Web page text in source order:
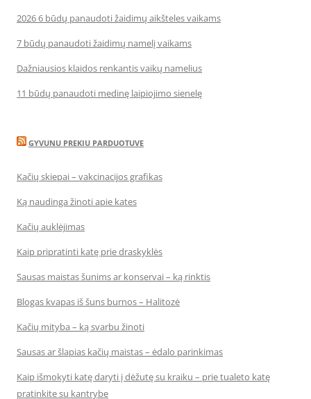
2026 6 būdų panaudoti žaidimų aikšteles vaikams
7 būdų panaudoti žaidimų namelį vaikams
Dažniausios klaidos renkantis vaikų namelius
11 būdų panaudoti medinę laipiojimo sienelę
GYVUNU PREKIU PARDUOTUVE
Kačių skiepai – vakcinacijos grafikas
Ką naudinga žinoti apie kates
Kačių auklėjimas
Kaip pripratinti katę prie draskyklės
Sausas maistas šunims ar konservai – ką rinktis
Blogas kvapas iš šuns burnos – Halitozė
Kačių mityba – ką svarbu žinoti
Sausas ar šlapias kačių maistas – ėdalo parinkimas
Kaip išmokyti katę daryti į dėžutę su kraiku – prie tualeto katę
pratinkite su kantrybe